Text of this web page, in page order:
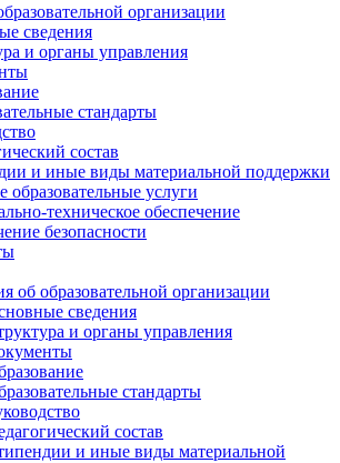
организации
сведения
и органы управления
стандарты
состав
и иные виды материальной поддержки
образовательные услуги
техническое обеспечение
безопасности
об образовательной организации
сведения
и органы управления
стандарты
состав
и иные виды материальной